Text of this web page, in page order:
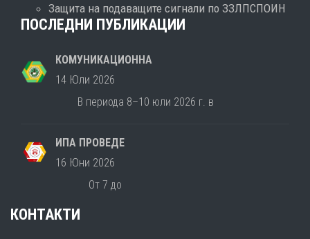
Защита на подаващите сигнали по ЗЗЛПСПОИН
ПОСЛЕДНИ ПУБЛИКАЦИИ
КОМУНИКАЦИОННА
14 Юли 2026
В периода 8–10 юли 2026 г. в
ИПА ПРОВЕДЕ
16 Юни 2026
От 7 до
КОНТАКТИ